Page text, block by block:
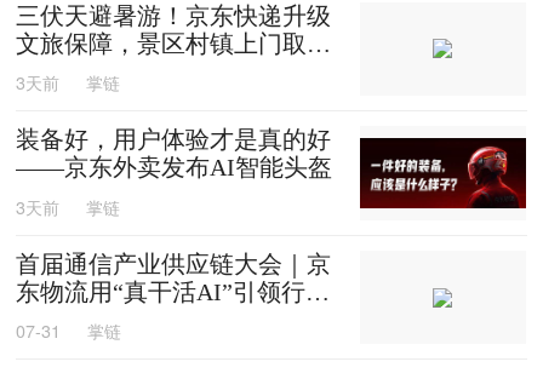
三伏天避暑游！京东快递升级
文旅保障，景区村镇上门取
送，机场车站行李直送
3天前 掌链
装备好，用户体验才是真的好
——京东外卖发布AI智能头盔
3天前 掌链
首届通信产业供应链大会｜京
东物流用“真干活AI”引领行业
迈入智能化时代
07-31 掌链